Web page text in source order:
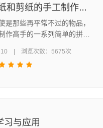
多种折纸和剪纸的手工制作教程推荐
是那些再平常不过的物品，
作高手的一系列简单的拼接
脑筋和手，就可变废为宝，
吧。
10 | 浏览次数：5675次
习与应用